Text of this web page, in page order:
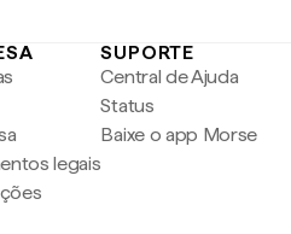
legais
SUPORTE
Central de Ajuda
Status
Baixe o app Morse